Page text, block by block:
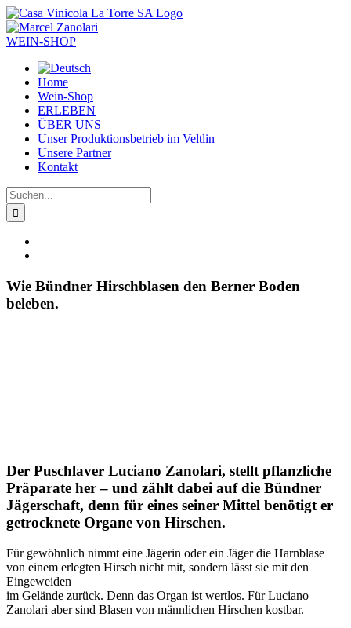
Zum
Inhalt
springen
WEIN-SHOP
Home
Wein-Shop
ERLEBEN
ÜBER UNS
Unser Produktionsbetrieb im Veltlin
Unsere Partner
Kontakt
Suche
nach:
Wie Bündner Hirschblasen den Berner Boden
beleben.
Der Puschlaver Luciano Zanolari, stellt pflanzliche
Präparate her – und zählt dabei auf die Bündner
Jägerschaft, denn für eines seiner Mittel benötigt er
getrocknete Organe von Hirschen.
Für gewöhnlich nimmt eine Jägerin oder ein Jäger die Harnblase
von einem erlegten Hirsch nicht mit, sondern lässt sie mit den
Eingeweiden
im Gelände zurück. Denn das Organ ist wertlos. Für Luciano
Zanolari aber sind Blasen von männlichen Hirschen kostbar.